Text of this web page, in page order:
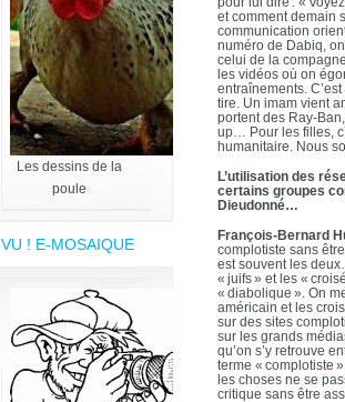
Les dessins de la
poule
VU ! E-MOSAIQUE
et comment demain
communication
numéro de Dabiq,
celui de la
les vidéos où on
entraînements.
tire. Un imam vient
portent des Ray-
up… Pour les filles,
humanitaire. Nous
L’utilisation des
certains groupes
Dieudonné…
François-Bernard
complotiste sans
est souvent les
« juifs » et les «
« diabolique ». On
américain et les
sur des sites
sur les grands
qu’on s’y retrouve
terme « complotiste
les choses ne se
critique sans être